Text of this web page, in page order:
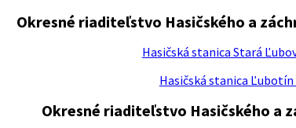
Okresné riaditeľstvo Hasičského a
Hasičská stanica Stará
Hasičská stanica Ľubotín
Okresné riaditeľstvo Hasičského a